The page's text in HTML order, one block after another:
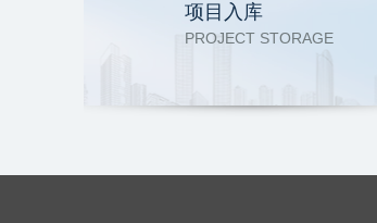
项目入库
PROJECT STORAGE